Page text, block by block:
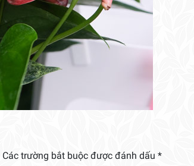
Các trường bắt buộc được đánh dấu *